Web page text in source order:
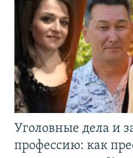
Уголовные дела и
профессию: как